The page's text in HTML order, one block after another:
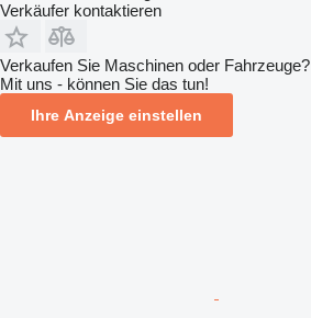
Verkäufer kontaktieren
Verkaufen Sie Maschinen oder Fahrzeuge?
Mit uns - können Sie das tun!
Ihre Anzeige einstellen